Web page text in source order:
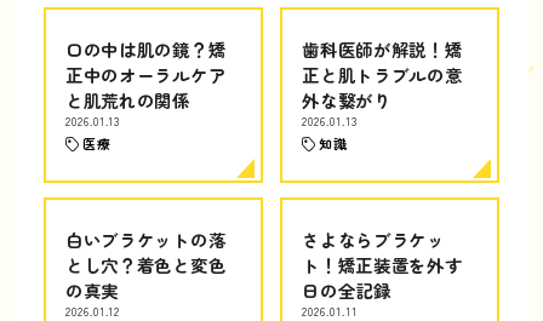
口の中は肌の鏡？矯
正中のオーラルケア
と肌荒れの関係
2026.01.13
医療
歯科医師が解説！矯
正と肌トラブルの意
外な繋がり
2026.01.13
知識
白いブラケットの落
とし穴？着色と変色
の真実
2026.01.12
さよならブラケッ
ト！矯正装置を外す
日の全記録
2026.01.11